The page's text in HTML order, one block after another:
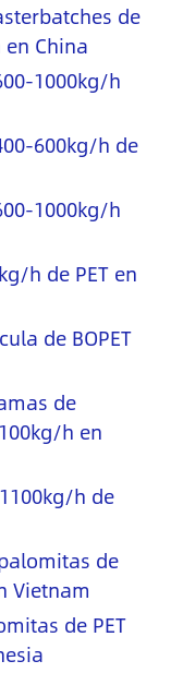
de
China
1000kg/h
600kg/h de
1000kg/h
h de PET en
de BOPET
de
h en
h de
de
Vietnam
de PET